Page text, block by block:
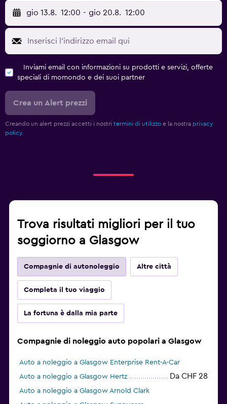
gio 13.8. 12:00 - gio 20.8. 12:00
Inviami email con informazioni su prodotti e servizi, offerte
speciali di momondo e dei suoi partner
Crea un Alert prezzi
Creando un alert prezzi accetti i nostri termini di utilizzo e la nostra privacy
policy.
Trova risultati migliori per il tuo
soggiorno a Glasgow
Compagnie di autonoleggio Altre città
Completa il tuo viaggio
La fortuna è dalla mia parte
Compagnie di noleggio auto popolari a Glasgow
Auto a noleggio a Glasgow Enterprise Rent-A-Car
Auto a noleggio a Glasgow Hertz
Da CHF 28
Auto a noleggio a Glasgow Arnold Clark